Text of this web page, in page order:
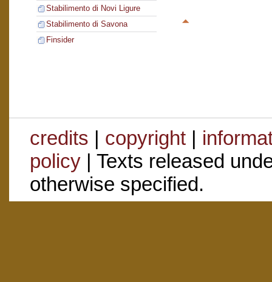
Stabilimento di Novi Ligure
Stabilimento di Savona
Finsider
credits | copyright|
policy| Texts released
otherwise specified.